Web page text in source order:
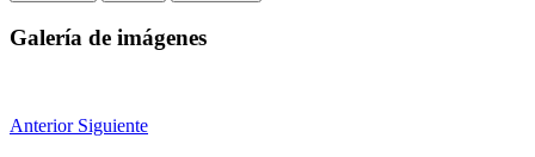
Galería de imágenes
Anterior Siguiente